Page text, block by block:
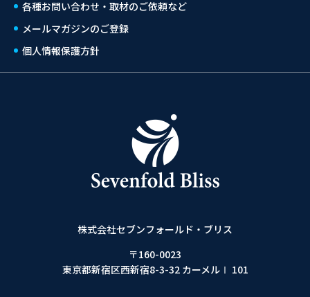
株式会社セブンフォールド・ブリス
〒160-0023
東京都新宿区西新宿8-3-32 カーメルⅠ 101
各種お問い合わせ・取材のご依頼など
メールマガジンのご登録
個人情報保護方針